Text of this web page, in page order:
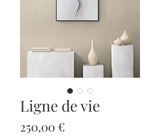
Ligne de vie
250,00 €